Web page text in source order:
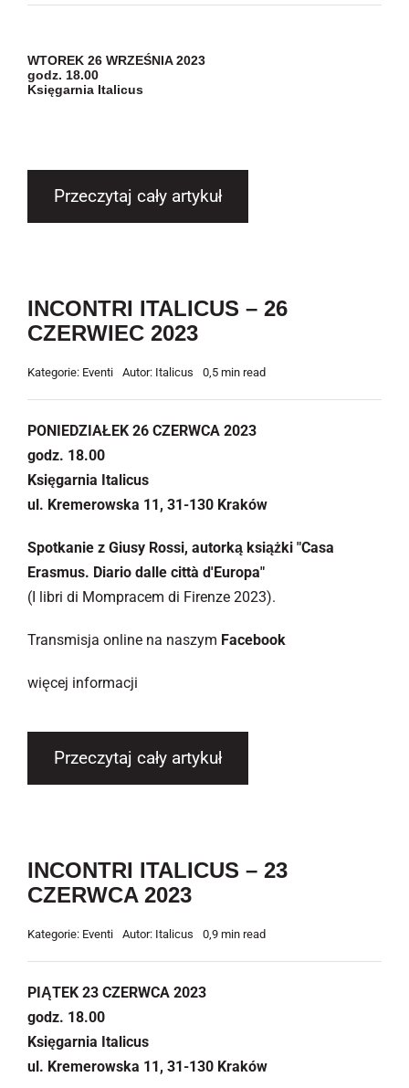
WTOREK 26 WRZEŚNIA 2023
godz. 18.00
Księgarnia Italicus
Przeczytaj cały artykuł
INCONTRI ITALICUS – 26
CZERWIEC 2023
Kategorie: Eventi Autor: Italicus 0,5 min read
PONIEDZIAŁEK 26 CZERWCA 2023
godz. 18.00
Księgarnia Italicus
ul. Kremerowska 11, 31-130 Kraków
Spotkanie z Giusy Rossi, autorką książki "Casa
Erasmus. Diario dalle città d'Europa"
(I libri di Mompracem di Firenze 2023).
Transmisja online na naszym Facebook
więcej informacji
Przeczytaj cały artykuł
INCONTRI ITALICUS – 23
CZERWCA 2023
Kategorie: Eventi Autor: Italicus 0,9 min read
PIĄTEK 23 CZERWCA 2023
godz. 18.00
Księgarnia Italicus
ul. Kremerowska 11, 31-130 Kraków